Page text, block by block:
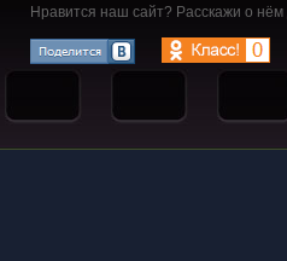
Нравится наш сайт? Расскажи о нём